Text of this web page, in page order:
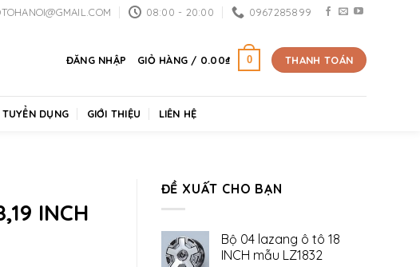
08:00 - 20:00 0967285899
ĐĂNG NHẬP GIỎ HÀNG / 0.00₫ 0 THANH TOÁN
TUYỂN DỤNG GIỚI THIỆU LIÊN HỆ
ĐỀ XUẤT CHO BẠN
Bộ 04 lazang ô tô 18
INCH mẫu LZ1832
INCH